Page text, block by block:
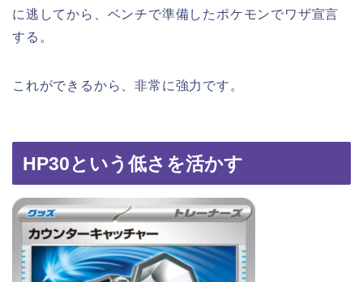
に逃してから、ベンチで準備したポケモンでワザ宣言
する。
これができるから、非常に強力です。
HP30という低さを活かす